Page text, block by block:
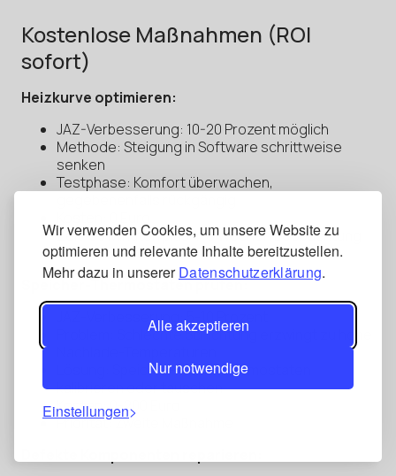
Wir verwenden Cookies, um unsere Website zu
optimieren und relevante Inhalte bereitzustellen.
Mehr dazu in unsererDatenschutzerklärung.
Alle akzeptieren
Nur notwendige
Einstellungen
Kostenlose Maßnahmen (ROI
sofort)
Heizkurve optimieren:
JAZ-Verbesserung: 10-20 Prozent möglich
Methode: Steigung in Software schrittweise
senken
Testphase: Komfort überwachen,
Zeit: 30 Minuten plus 4-6 Wochen Beobachtung
Priorität: Erste Maßnahme immer
Speicher-Thermostaten prüfen:
JAZ-Verbesserung: 5-10 Prozent
Problem: Schlechte Schichtung erzwingt zu hohe
Lösung: Speicher-Mantelthermostaten
kalibrieren oder tauschen
Kosten: 0-200 Euro
Priorität: Zweite Maßnahme